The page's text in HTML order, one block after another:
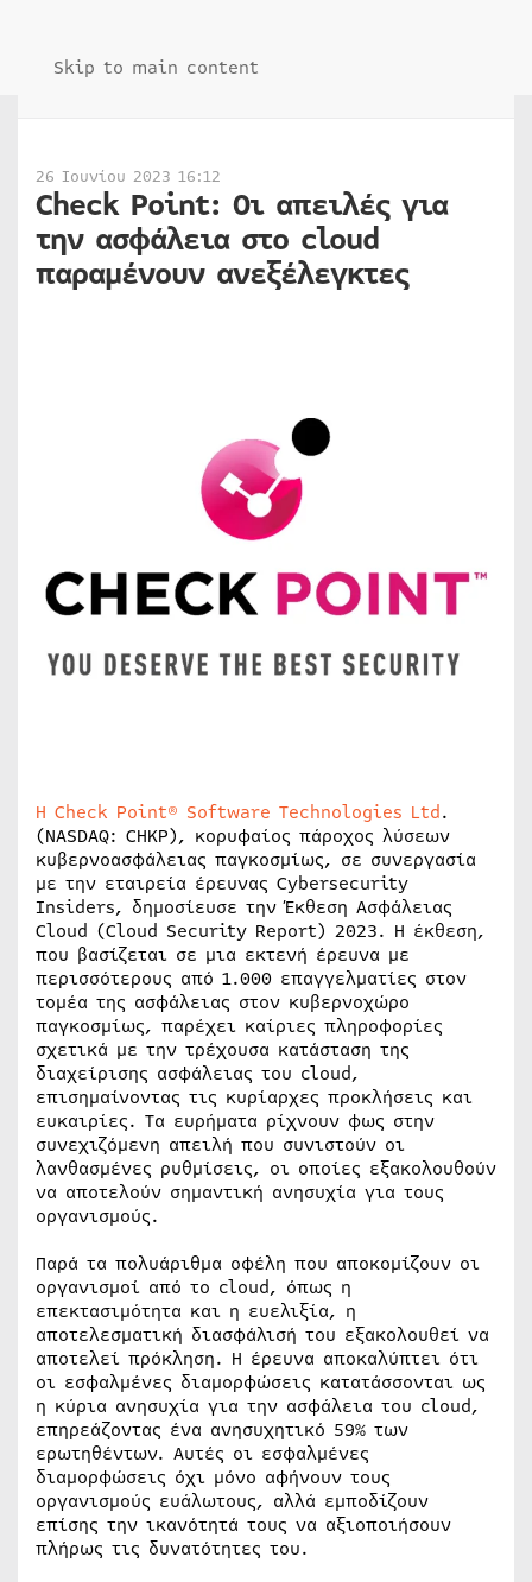
Skip to main content
26 Ιουνίου 2023 16:12
Check Point: Οι απειλές για
την ασφάλεια στο cloud
παραμένουν ανεξέλεγκτες
Η Check Point® Software Technologies Ltd.
(NASDAQ: CHKP), κορυφαίος πάροχος λύσεων
κυβερνοασφάλειας παγκοσμίως, σε συνεργασία
με την εταιρεία έρευνας Cybersecurity
Insiders, δημοσίευσε την Έκθεση Ασφάλειας
Cloud (Cloud Security Report) 2023. Η έκθεση,
που βασίζεται σε μια εκτενή έρευνα με
περισσότερους από 1.000 επαγγελματίες στον
τομέα της ασφάλειας στον κυβερνοχώρο
παγκοσμίως, παρέχει καίριες πληροφορίες
σχετικά με την τρέχουσα κατάσταση της
διαχείρισης ασφάλειας του cloud,
επισημαίνοντας τις κυρίαρχες προκλήσεις και
ευκαιρίες. Τα ευρήματα ρίχνουν φως στην
συνεχιζόμενη απειλή που συνιστούν οι
λανθασμένες ρυθμίσεις, οι οποίες εξακολουθούν
να αποτελούν σημαντική ανησυχία για τους
οργανισμούς.
Παρά τα πολυάριθμα οφέλη που αποκομίζουν οι
οργανισμοί από το cloud, όπως η
επεκτασιμότητα και η ευελιξία, η
αποτελεσματική διασφάλισή του εξακολουθεί να
αποτελεί πρόκληση. Η έρευνα αποκαλύπτει ότι
οι εσφαλμένες διαμορφώσεις κατατάσσονται ως
η κύρια ανησυχία για την ασφάλεια του cloud,
επηρεάζοντας ένα ανησυχητικό 59% των
ερωτηθέντων. Αυτές οι εσφαλμένες
διαμορφώσεις όχι μόνο αφήνουν τους
οργανισμούς ευάλωτους, αλλά εμποδίζουν
επίσης την ικανότητά τους να αξιοποιήσουν
πλήρως τις δυνατότητες του.